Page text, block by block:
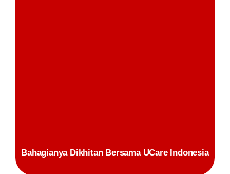
Bahagianya Dikhitan Bersama UCare Indonesia